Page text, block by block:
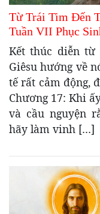
Từ Trái Tim Đến
Tuần VII Phục
Kết thúc diễn từ
Giêsu hướng về
tế rất cảm động,
Chương 17: Khi
và cầu nguyện
hãy làm vinh […]